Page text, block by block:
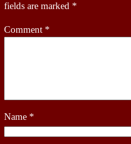
fields are marked *
Comment *
Name *